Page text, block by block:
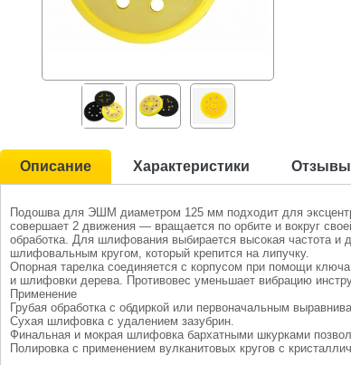
Описание Характеристики Отзывы
Подошва для ЭШМ диаметром 125 мм подходит для
совершает 2 движения — вращается по орбите и вокруг
обработка. Для шлифования выбирается высокая частота и
шлифовальным кругом, который крепится на липучку.
Опорная тарелка соединяется с корпусом при помощи
и шлифовки дерева. Противовес уменьшает вибрацию
Применение
Грубая обработка с обдиркой или первоначальным
Сухая шлифовка с удалением зазубрин.
Финальная и мокрая шлифовка бархатными шкурками
Полировка с применением вулканитовых кругов с